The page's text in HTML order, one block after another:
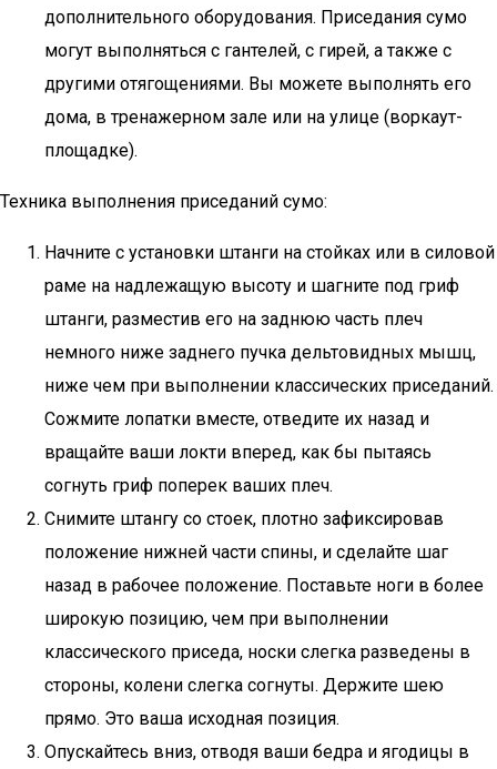
дополнительного оборудования. Приседания сумо
могут выполняться с гантелей, с гирей, а также с
другими отягощениями. Вы можете выполнять его
дома, в тренажерном зале или на улице (воркаут-
площадке).
Техника выполнения приседаний сумо:
Начните с установки штанги на стойках или в силовой
раме на надлежащую высоту и шагните под гриф
штанги, разместив его на заднюю часть плеч
немного ниже заднего пучка дельтовидных мышц,
ниже чем при выполнении классических приседаний.
Сожмите лопатки вместе, отведите их назад и
вращайте ваши локти вперед, как бы пытаясь
согнуть гриф поперек ваших плеч.
Снимите штангу со стоек, плотно зафиксировав
положение нижней части спины, и сделайте шаг
назад в рабочее положение. Поставьте ноги в более
широкую позицию, чем при выполнении
классического приседа, носки слегка разведены в
стороны, колени слегка согнуты. Держите шею
прямо. Это ваша исходная позиция.
Опускайтесь вниз, отводя ваши бедра и ягодицы в